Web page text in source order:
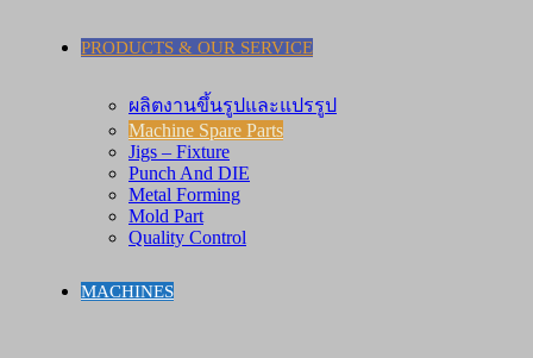
PRODUCTS & OUR SERVICE
ผลิตงานขึ้นรูปและแปรรูป
Machine Spare Parts
Jigs – Fixture
Punch And DIE
Metal Forming
Mold Part
Quality Control
MACHINES